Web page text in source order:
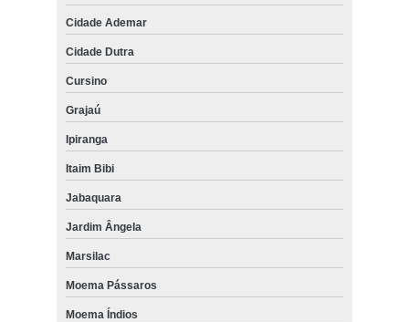
Cidade Ademar
Cidade Dutra
Cursino
Grajaú
Ipiranga
Itaim Bibi
Jabaquara
Jardim Ângela
Marsilac
Moema Pássaros
Moema Índios